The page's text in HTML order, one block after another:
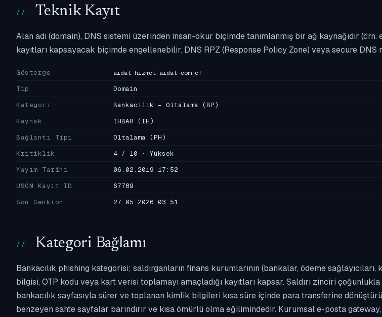
Teknik Kayıt
Alan adı (domain), DNS sistemi üzerinden insan-okur biçimde tanımlanmış bir ağ kaynağıdır
kayıtları kapsayacak biçimde engellenebilir. DNS RPZ (Response Policy Zone) veya secure DNS
Gösterge aidat-hizmet-aidat-com.cf
Tip
Domain
Kategori
Bankacılık - Oltalama (BP)
Kaynak
İHBAR (IH)
Bağlantı Tipi
Oltalama (PH)
Kritiklik
4 / 10 · Yüksek
Yayım Tarihi
06.02.2019 17:52
USOM Kayıt ID
67789
Son Senkron
27.05.2026 03:51
Kategori Bağlamı
Bankacılık phishing kategorisi; saldırganların finans kurumlarının (bankalar, ödeme
bilgisi, OTP kodu veya kart verisi toplamayı amaçladığı kayıtları kapsar. Saldırı zinciri
bankacılık sayfasıyla sürer ve toplanan kimlik bilgileri kısa süre içinde para transferine
benzeyen sahte sayfalar barındırır ve kısa ömürlü olma eğilimindedir. Kurumsal e-posta